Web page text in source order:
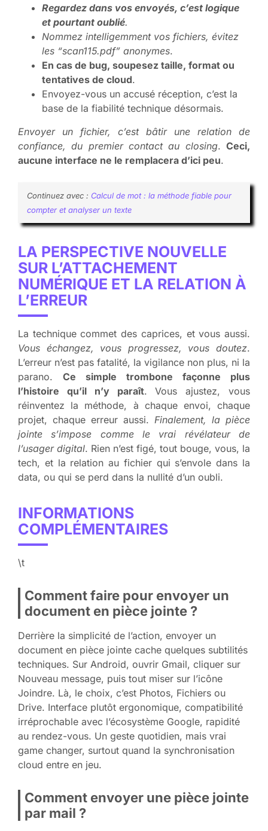
Regardez dans vos envoyés, c’est logique
et pourtant oublié.
Nommez intelligemment vos fichiers, évitez
les “scan115.pdf” anonymes.
En cas de bug, soupesez taille, format ou
tentatives de cloud.
Envoyez-vous un accusé réception, c’est la
base de la fiabilité technique désormais.
Envoyer un fichier, c’est bâtir une relation de
confiance, du premier contact au closing.Ceci,
aucune interface ne le remplacera d’ici peu.
Continuez avec : Calcul de mot : la méthode fiable pour
compter et analyser un texte
LA PERSPECTIVE NOUVELLE
SUR L’ATTACHEMENT
NUMÉRIQUE ET LA RELATION À
L’ERREUR
La technique commet des caprices, et vous aussi.
Vous échangez, vous progressez, vous doutez.
L’erreur n’est pas fatalité, la vigilance non plus, ni la
parano. Ce simple trombone façonne plus
l’histoire qu’il n’y paraît. Vous ajustez, vous
réinventez la méthode, à chaque envoi, chaque
projet, chaque erreur aussi. Finalement, la pièce
jointe s’impose comme le vrai révélateur de
l’usager digital. Rien n’est figé, tout bouge, vous, la
tech, et la relation au fichier qui s’envole dans la
data, ou qui se perd dans la nullité d’un oubli.
INFORMATIONS
COMPLÉMENTAIRES
\t
Comment faire pour envoyer un
document en pièce jointe ?
Derrière la simplicité de l’action, envoyer un
document en pièce jointe cache quelques subtilités
techniques. Sur Android, ouvrir Gmail, cliquer sur
Nouveau message, puis tout miser sur l’icône
Joindre. Là, le choix, c’est Photos, Fichiers ou
Drive. Interface plutôt ergonomique, compatibilité
irréprochable avec l’écosystème Google, rapidité
au rendez-vous. Un geste quotidien, mais vrai
game changer, surtout quand la synchronisation
cloud entre en jeu.
Comment envoyer une pièce jointe
par mail ?